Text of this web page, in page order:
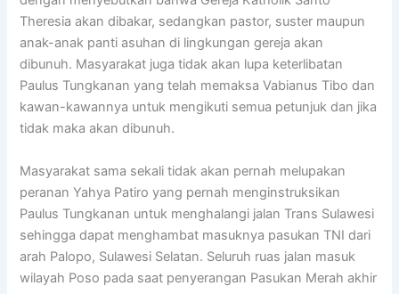
Theresia akan dibakar, sedangkan pastor, suster maupun
anak-anak panti asuhan di lingkungan gereja akan
dibunuh. Masyarakat juga tidak akan lupa keterlibatan
Paulus Tungkanan yang telah memaksa Vabianus Tibo dan
kawan-kawannya untuk mengikuti semua petunjuk dan jika
tidak maka akan dibunuh.
Masyarakat sama sekali tidak akan pernah melupakan
peranan Yahya Patiro yang pernah menginstruksikan
Paulus Tungkanan untuk menghalangi jalan Trans Sulawesi
sehingga dapat menghambat masuknya pasukan TNI dari
arah Palopo, Sulawesi Selatan. Seluruh ruas jalan masuk
wilayah Poso pada saat penyerangan Pasukan Merah akhir